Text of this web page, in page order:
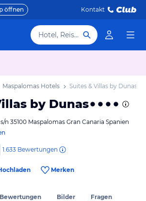
öffnen Kontakt
Hotel, Reiseziel
Maspalomas Hotels Suites & Villas by Dunas
by Dunas
n 35100 Maspalomas Gran Canaria Spanien
1.633 Bewertungen
Merken
Bewertungen Bilder Fragen